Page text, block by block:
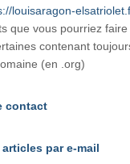
louisaragon-
que vous pourriez
contenant
(en .org)
contact
par e-mail